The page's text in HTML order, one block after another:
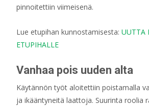
pinnoitettiin viimeisenä.
Lue etupihan kunnostamisesta: UUTTA
ETUPIHALLE
Vanhaa pois uuden alta
Käytännön työt aloitettiin poistamalla
ja ikääntyneitä laattoja. Suurinta roolia